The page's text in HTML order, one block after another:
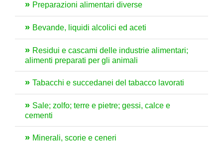
Preparazioni alimentari diverse
Bevande, liquidi alcolici ed aceti
Residui e cascami delle industrie alimentari;
alimenti preparati per gli animali
Tabacchi e succedanei del tabacco lavorati
Sale; zolfo; terre e pietre; gessi, calce e
cementi
Minerali, scorie e ceneri